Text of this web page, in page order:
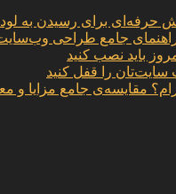
مقایسه‌ی جامع مزایا و